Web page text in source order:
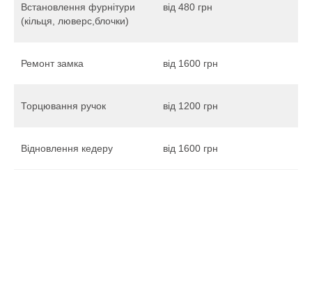
Встановлення фурнітури
(кільця, люверс,блочки)
від 480 грн
Ремонт замка від 1600 грн
Торцювання ручок від 1200 грн
Відновлення кедеру від 1600 грн